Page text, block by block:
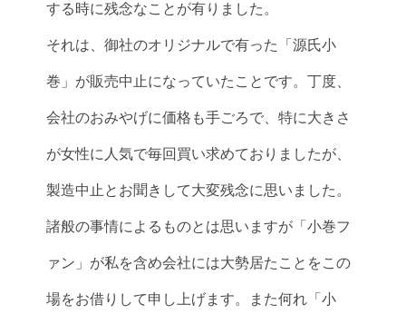
する時に残念なことが有りました。
それは、御社のオリジナルで有った「源氏小
巻」が販売中止になっていたことです。丁度、
会社のおみやげに価格も手ごろで、特に大きさ
が女性に人気で毎回買い求めておりましたが、
製造中止とお聞きして大変残念に思いました。
諸般の事情によるものとは思いますが「小巻フ
ァン」が私を含め会社には大勢居たことをこの
場をお借りして申し上げます。また何れ「小